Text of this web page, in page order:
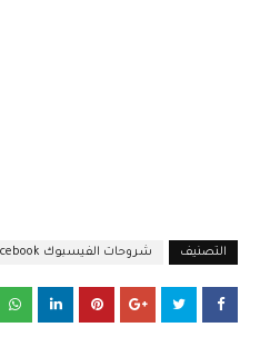
التصنيف شروحات الفيسبوك Facebook